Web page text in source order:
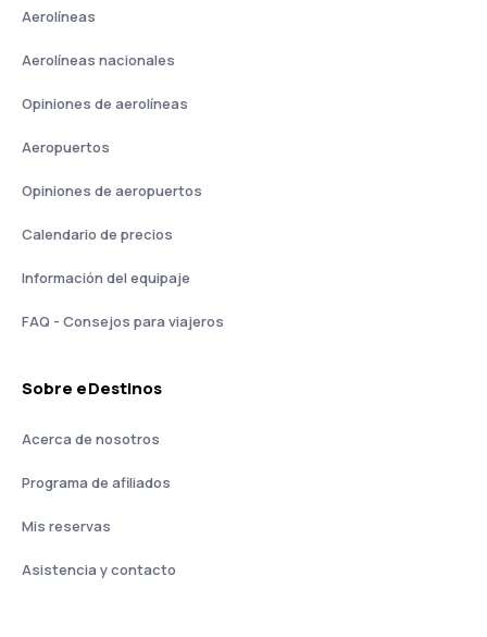
Aerolíneas
Aerolíneas nacionales
Opiniones de aerolíneas
Aeropuertos
Opiniones de aeropuertos
Calendario de precios
Información del equipaje
FAQ - Consejos para viajeros
Sobre eDestinos
Acerca de nosotros
Programa de afiliados
Mis reservas
Asistencia y contacto